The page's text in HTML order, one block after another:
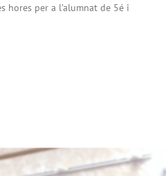
hores per a l’alumnat de 5é i